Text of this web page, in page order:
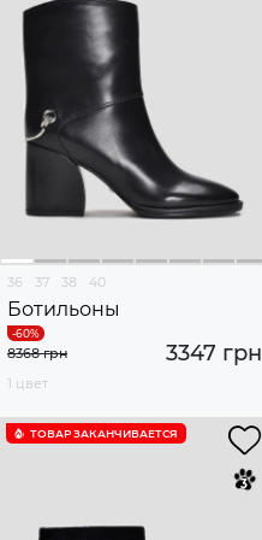
36 37 38 40
Ботильоны
3347 грн
8368 грн
1 цвет
ТОВАР ЗАКАНЧИВАЕТСЯ